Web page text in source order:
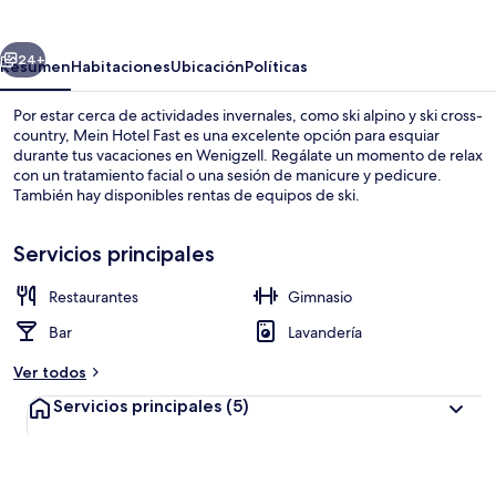
Vista desde la propiedad
Siguiente
24+
ResumenHabitacionesUbicaciónPolíticas
Por estar cerca de actividades invernales, como ski alpino y ski cross-
country, Mein Hotel Fast es una excelente opción para esquiar
durante tus vacaciones en Wenigzell. Regálate un momento de relax
con un tratamiento facial o una sesión de manicure y pedicure.
También hay disponibles rentas de equipos de ski.
Servicios principales
Restaurantes
Gimnasio
Bar
Lavandería
Ver todos
Servicios principales (5)